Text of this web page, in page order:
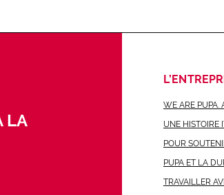
LA
WE ARE PUPA.
UNE HISTOIRE
POUR
PUPA ET LA
TRAVAILLER